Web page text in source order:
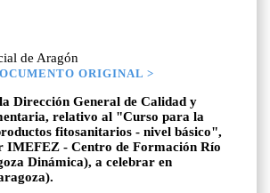
de Aragón
ORIGINAL >
Dirección General de Calidad y
relativo al "Curso para la
fitosanitarios - nivel básico",
IMEFEZ - Centro de Formación Río
Dinámica), a celebrar en